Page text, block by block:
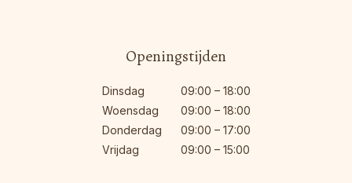
Openingstijden
Dinsdag
09:00 – 18:00
Woensdag
09:00 – 18:00
Donderdag
09:00 – 17:00
Vrijdag
09:00 – 15:00